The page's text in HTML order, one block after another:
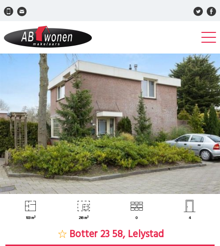
103 m² 216 m² 0 4
Botter 23 58, Lelystad